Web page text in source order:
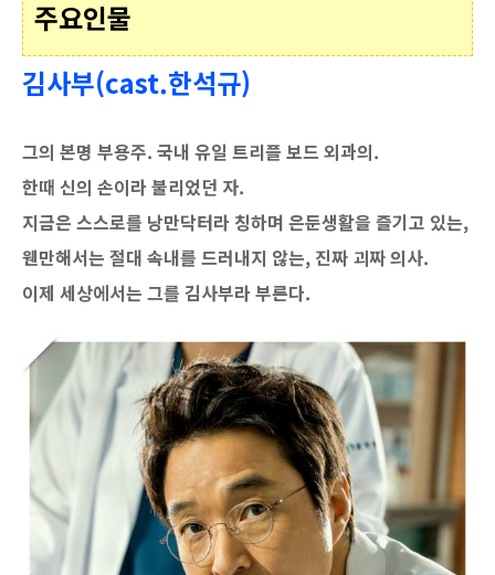
주요인물
김사부(cast.한석규)
그의 본명 부용주. 국내 유일 트리플 보드 외과의.
한때 신의 손이라 불리었던 자.
지금은 스스로를 낭만닥터라 칭하며 은둔생활을 즐기고 있는,
웬만해서는 절대 속내를 드러내지 않는, 진짜 괴짜 의사.
이제 세상에서는 그를 김사부라 부른다.